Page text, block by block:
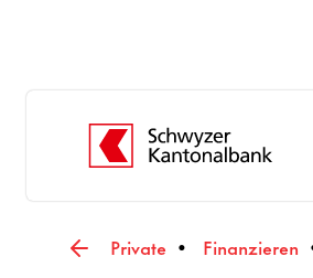
Private Finanzieren